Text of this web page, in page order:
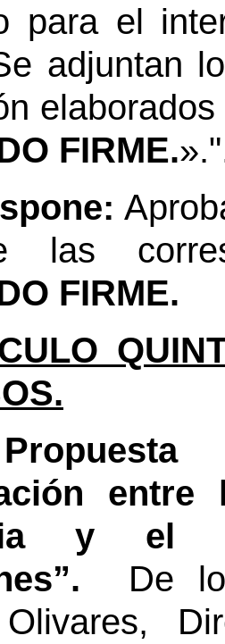
para el
adjuntan
FIRME.
las
FIRME.
y el
De